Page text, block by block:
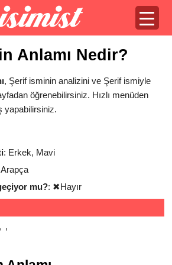
Anlamı Nedir?
, Şerif isminin analizini ve Şerif ismiyle
öğrenebilirsiniz. Hızlı menüden
yapabilirsiniz.
: Erkek, Mavi
Arapça
mu?: ✖Hayır